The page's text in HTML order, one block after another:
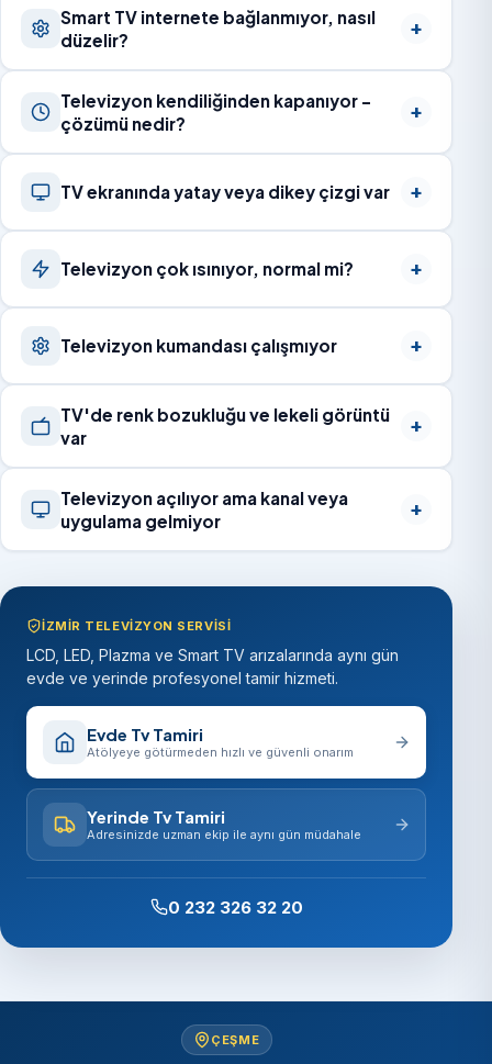
Smart TV internete bağlanmıyor, nasıl
düzelir?
Televizyon kendiliğinden kapanıyor –
çözümü nedir?
TV ekranında yatay veya dikey çizgi var
Televizyon çok ısınıyor, normal mi?
Televizyon kumandası çalışmıyor
TV'de renk bozukluğu ve lekeli görüntü
var
Televizyon açılıyor ama kanal veya
uygulama gelmiyor
İZMIR TELEVIZYON SERVISI
LCD, LED, Plazma ve Smart TV arızalarında aynı gün
evde ve yerinde profesyonel tamir hizmeti.
Evde Tv Tamiri
Atölyeye götürmeden hızlı ve güvenli onarım
Yerinde Tv Tamiri
Adresinizde uzman ekip ile aynı gün müdahale
0 232 326 32 20
ÇEŞME